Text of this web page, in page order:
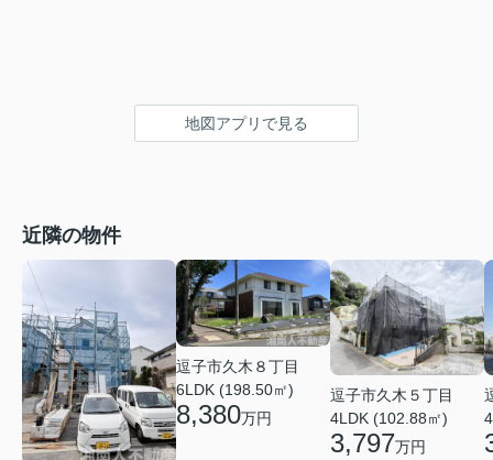
地図アプリで見る
近隣の物件
逗子市久木８丁目
6LDK (198.50㎡)
8,380万円
逗子市久木５丁目
4LDK (102.88㎡)
3,797万円